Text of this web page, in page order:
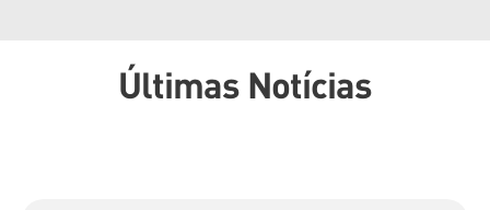
Últimas Notícias